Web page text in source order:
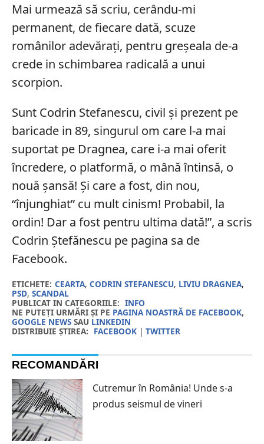
Mai urmează să scriu, cerându-mi
permanent, de fiecare dată, scuze
românilor adevărați, pentru greșeala de-a
crede in schimbarea radicală a unui
scorpion.
Sunt Codrin Stefanescu, civil și prezent pe
baricade in 89, singurul om care l-a mai
suportat pe Dragnea, care i-a mai oferit
încredere, o platformă, o mână întinsă, o
nouă șansă! Și care a fost, din nou,
“înjunghiat” cu mult cinism! Probabil, la
ordin! Dar a fost pentru ultima dată!”, a scris
Codrin Ștefănescu pe pagina sa de
Facebook.
ETICHETE: CEARTA, CODRIN STEFANESCU, LIVIU DRAGNEA,
PSD, SCANDAL
PUBLICAT IN CATEGORIILE: INFO
NE PUTEȚI URMĂRI ȘI PE PAGINA NOASTRĂ DE FACEBOOK,
GOOGLE NEWSSAU LINKEDIN
DISTRIBUIE ȘTIREA: FACEBOOK| TWITTER
RECOMANDĂRI
Cutremur în România! Unde s-a
produs seismul de vineri